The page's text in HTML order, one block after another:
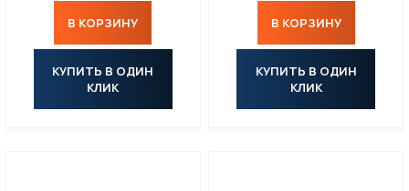
В КОРЗИНУ
КУПИТЬ В ОДИН
КЛИК
В КОРЗИНУ
КУПИТЬ В ОДИН
КЛИК